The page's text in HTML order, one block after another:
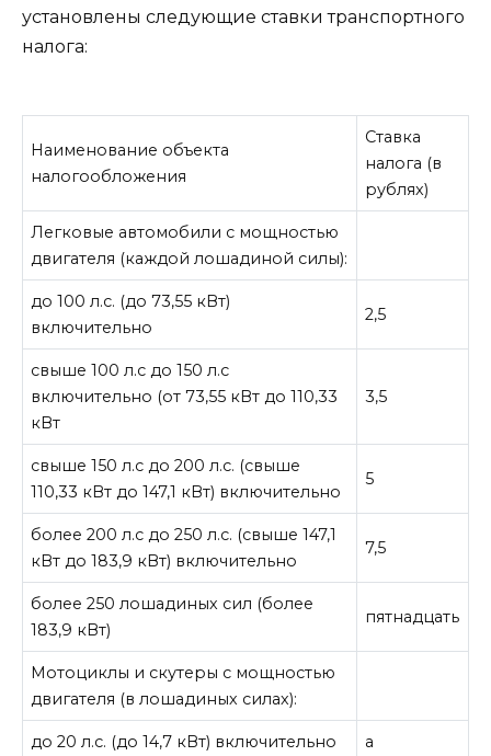
установлены следующие ставки транспортного
налога:
Наименование объекта
налогообложения
Ставка
налога (в
рублях)
Легковые автомобили с мощностью
двигателя (каждой лошадиной силы):
до 100 л.с. (до 73,55 кВт)
включительно
2,5
свыше 100 л.с до 150 л.с
включительно (от 73,55 кВт до 110,33
кВт
3,5
свыше 150 л.с до 200 л.с. (свыше
110,33 кВт до 147,1 кВт) включительно
5
более 200 л.с до 250 л.с. (свыше 147,1
кВт до 183,9 кВт) включительно
7,5
более 250 лошадиных сил (более
183,9 кВт)
пятнадцать
Мотоциклы и скутеры с мощностью
двигателя (в лошадиных силах):
до 20 л.с. (до 14,7 кВт) включительно а